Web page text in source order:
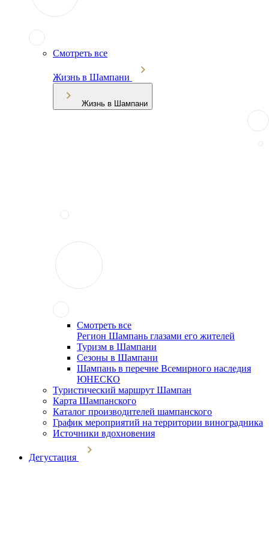
Смотреть все
Жизнь в Шампани
Жизнь в Шампани
Смотреть все
Регион Шампань глазами его жителей
Туризм в Шампани
Сезоны в Шампани
Шампань в перечне Всемирного наследия
ЮНЕСКО
Туристический маршрут Шампан
Карта Шампанского
Каталог производителей шампанского
График мероприятий на территории виноградника
Источники вдохновения
Дегустация